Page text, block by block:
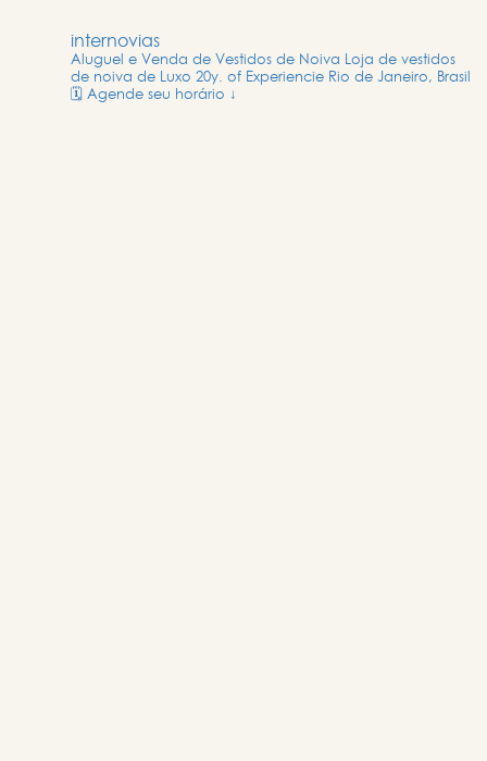
internovias
Aluguel e Venda de Vestidos de Noiva Loja de vestidos
de noiva de Luxo 20y. of Experiencie Rio de Janeiro, Brasil
🗓️ Agende seu horário ↓